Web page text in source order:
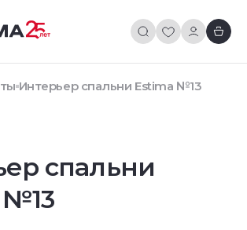
Интерьер спальни Estima №13
спальни
№13